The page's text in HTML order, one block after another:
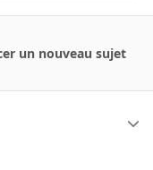
un nouveau sujet